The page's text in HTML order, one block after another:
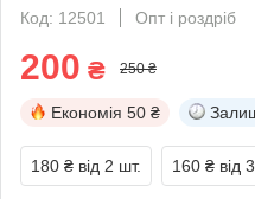
Код: 12501
Опт і роздріб
200 ₴ 250 ₴
Економія 50 ₴
180 ₴ від 2 шт. 160 ₴ від